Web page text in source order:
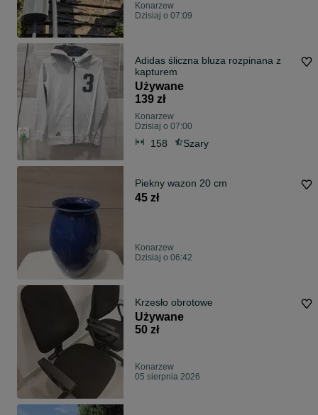
Konarzew
Dzisiaj o 07:09
Adidas śliczna bluza rozpinana z
kapturem
Używane
139 zł
Konarzew
Dzisiaj o 07:00
158 Szary
Piekny wazon 20 cm
45 zł
Konarzew
Dzisiaj o 06:42
Krzesło obrotowe
Używane
50 zł
Konarzew
05 sierpnia 2026